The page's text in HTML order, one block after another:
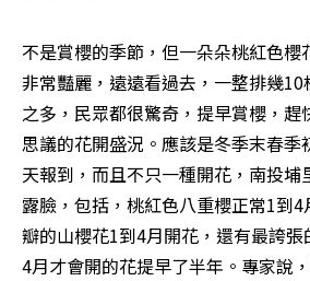
不是賞櫻的季節，但一朵朵桃紅色櫻
非常豔麗，遠遠看過去，一整排幾
之多，民眾都很驚奇，提早賞櫻，趕
思議的花開盛況。應該是冬季末春季
天報到，而且不只一種開花，南投埔
露臉，包括，桃紅色八重櫻正常1到
瓣的山櫻花1到4月開花，還有最誇
4月才會開的花提早了半年。專家說